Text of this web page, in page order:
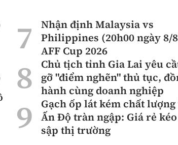
Nhận định Malaysia vs
Philippines (20h00 ngày 8/
AFF Cup 2026
Chủ tịch tỉnh Gia Lai yêu
gỡ "điểm nghẽn" thủ tục,
hành cùng doanh nghiệp
Gạch ốp lát kém chất
Ấn Độ tràn ngập: Giá rẻ kéo
sập thị trường